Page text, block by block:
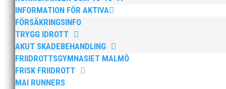
INFORMATION FÖR AKTIVA
FÖRSÄKRINGSINFO
TRYGG IDROTT
AKUT SKADEBEHANDLING
FRIIDROTTSGYMNASIET MALMÖ
FRISK FRIIDROTT
MAI RUNNERS
Efter att årsmötet avslutats följde en kväll med
möjliggjorde och generöst finansierade denna del av